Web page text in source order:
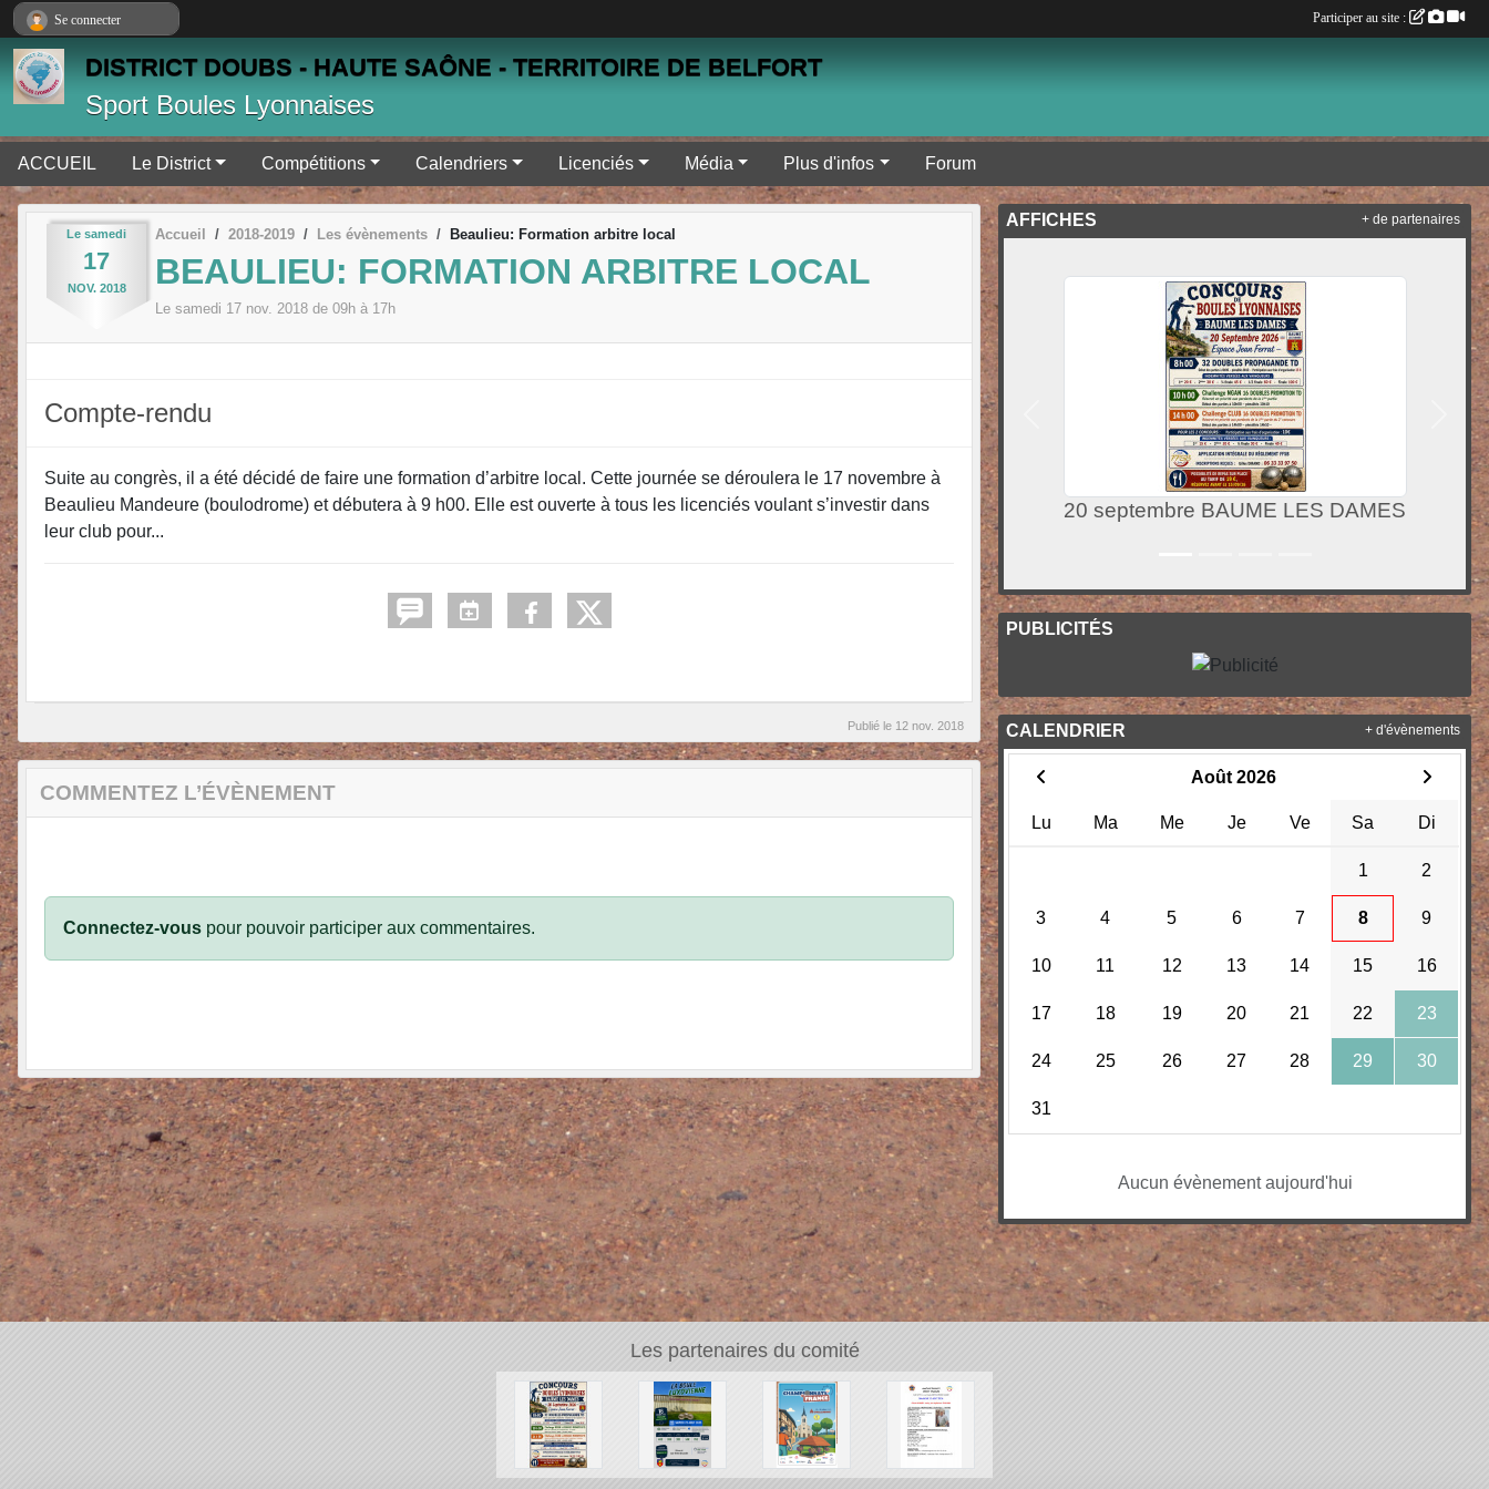
DISTRICT DOUBS - HAUTE SAÔNE - TERRITOIRE DE BELFORT
Sport Boules Lyonnaises
ACCUEIL Le District Compétitions Calendriers Licenciés Média Plus d'infos Forum
Le samedi
17
NOV. 2018
Accueil 2018-2019 Les évènements Beaulieu: Formation arbitre local
BEAULIEU: FORMATION ARBITRE LOCAL
Le samedi 17 nov. 2018 de 09h à 17h
Compte-rendu
Suite au congrès, il a été décidé de faire une formation d’arbitre local. Cette journée se déroulera le 17 novembre à
Beaulieu Mandeure (boulodrome) et débutera à 9 h00. Elle est ouverte à tous les licenciés voulant s’investir dans
leur club pour...
Publié le 12 nov. 2018
COMMENTEZ L’ÉVÈNEMENT
Connectez-vous pour pouvoir participer aux commentaires.
AFFICHES
20 septembre BAUME LES DAMES
+ de partenaires
PUBLICITÉS
CALENDRIER
Août 2026
Lu Ma Me Je Ve Sa Di
1 2
3 4 5 6 7 8 9
10 11 12 13 14 15 16
17 18 19 20 21 22 23
24 25 26 27 28 29 30
31
Aucun évènement aujourd'hui
+ d'évènements
Les partenaires du comité
Se connecter Participer au site :
Panneau de gestion des cookies